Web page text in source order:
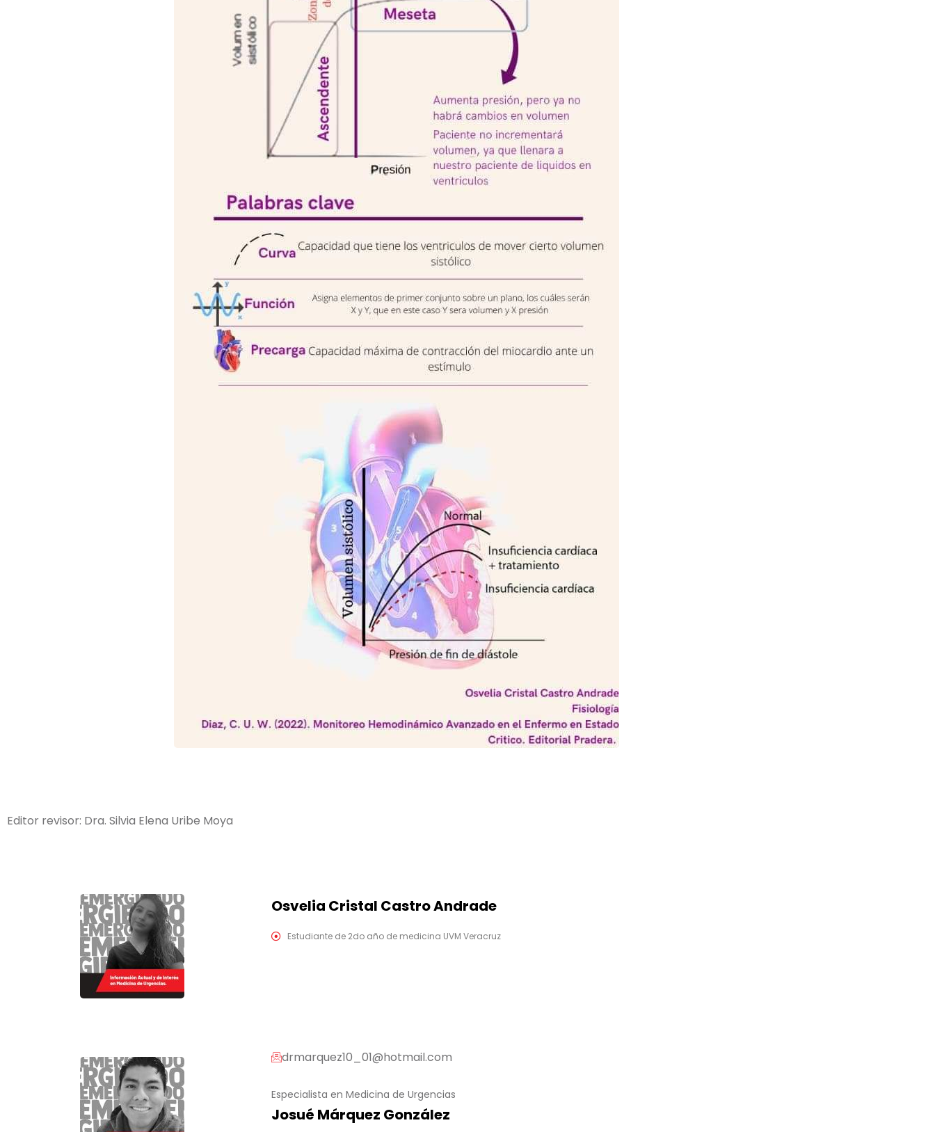
Editor revisor: Dra. Silvia Elena Uribe Moya
Osvelia Cristal Castro Andrade
Estudiante de 2do año de medicina UVM Veracruz
drmarquez10_01@hotmail.com
Especialista en Medicina de Urgencias
Josué Márquez González